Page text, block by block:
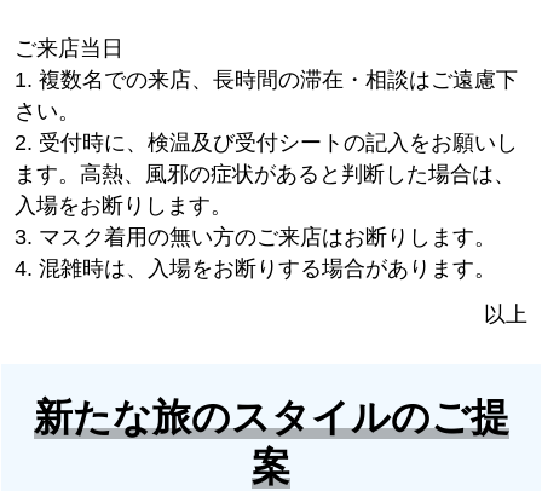
ご来店当日
1. 複数名での来店、長時間の滞在・相談はご遠慮下
さい。
2. 受付時に、検温及び受付シートの記入をお願いし
ます。高熱、風邪の症状があると判断した場合は、
入場をお断りします。
3. マスク着用の無い方のご来店はお断りします。
4. 混雑時は、入場をお断りする場合があります。
以上
新たな旅のスタイルのご提
案